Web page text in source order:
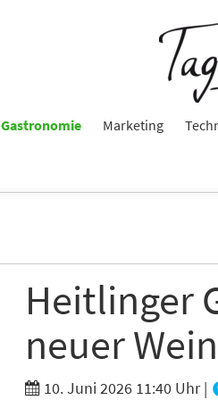
Gastronomie Marketing
Heitlinger
neuer
10. Juni 2026 11:40 Uhr|